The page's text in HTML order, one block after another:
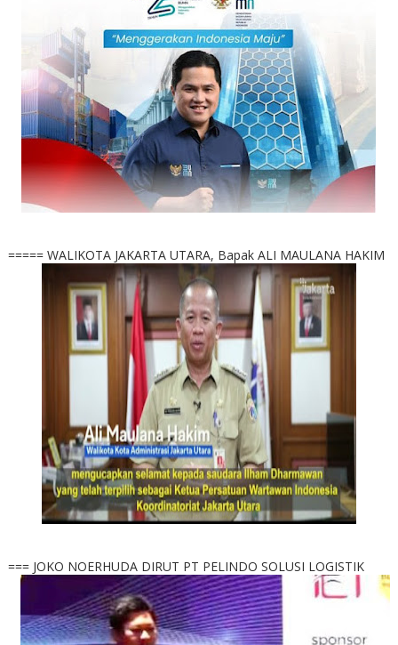
===== WALIKOTA JAKARTA UTARA, Bapak ALI MAULANA HAKIM
=== JOKO NOERHUDA DIRUT PT PELINDO SOLUSI LOGISTIK